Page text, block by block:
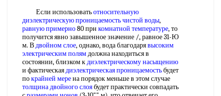
Если использоватьотносительную
диэлектрическую проницаемостьчистой воды,
равную примерно80 прн комнатной температуре, то
получится явно завышенное значение /, равное 31-Ю
м. Вдвойном слое, однако, вода благодарявысоким
электрическим полямдолжна находиться в
состоянии, близком кдиэлектрическому насыщению
и фактическаядиэлектрическая проницаемостьбудет
покрайней мерена порядок меньше в этом случае
толщина двойного слоябудет практически совпадать